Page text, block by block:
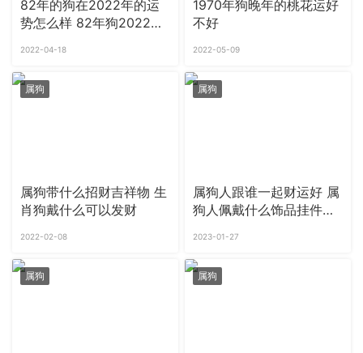
82年的狗在2022年的运
势怎么样 82年狗2022年
2022-04-18
1970年狗晚年的桃花运好
不好
2022-05-09
属狗
属狗带什么招财吉祥物 生
肖狗戴什么可以发财
2022-02-08
属狗
属狗人跟谁一起财运好 属
狗人佩戴什么饰品挂件最
2023-01-27
属狗 属狗